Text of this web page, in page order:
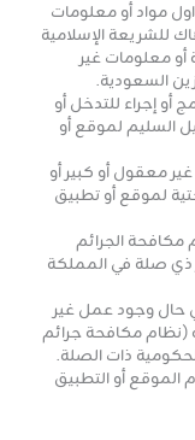
مواد أو معلومات
للشريعة الإسلامية
أو معلومات غير
السعودية.
أو إجراء للتدخل أو
السليم لموقع أو
معقول أو كبير أو
لموقع أو تطبيق
مكافحة الجرائم
ذي صلة في المملكة
حال وجود عمل غير
(نظام مكافحة جرائم
الحكومية ذات الصلة.
أو التطبيق